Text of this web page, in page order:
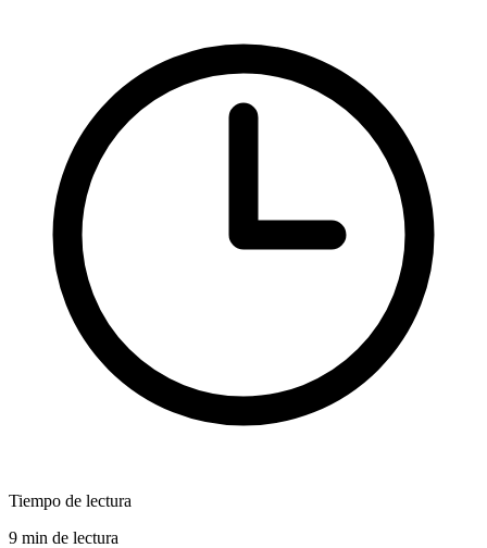
Tiempo de lectura
9 min de lectura